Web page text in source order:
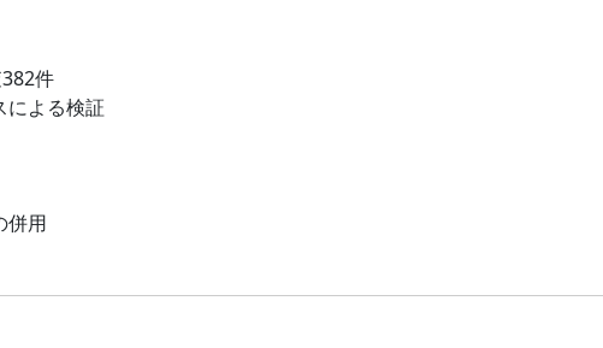
件
による検証
併用